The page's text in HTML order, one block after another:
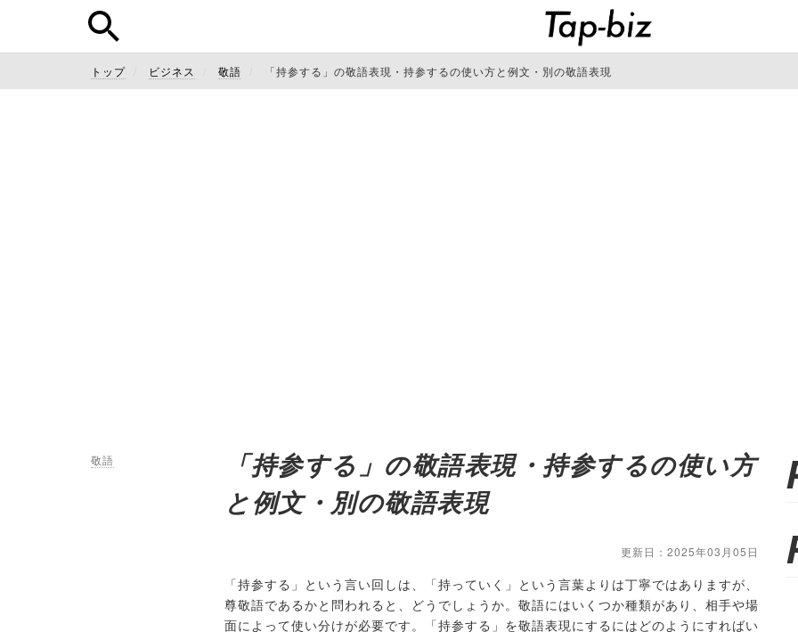
トップ ビジネス 敬語 「持参する」の敬語表現・持参するの使い方と例文・別の敬語表現
敬語
「持参する」の敬語表現・持参するの使い方
と例文・別の敬語表現
更新日：2025年03月05日
「持参する」という言い回しは、「持っていく」という言葉よりは丁寧ではありますが、
尊敬語であるかと問われると、どうでしょうか。敬語にはいくつか種類があり、相手や場
面によって使い分けが必要です。「持参する」を敬語表現にするにはどのようにすればい